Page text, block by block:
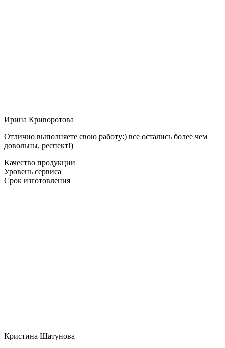
Ирина Криворотова
Отлично выполняете свою работу:) все остались более чем
довольны, респект!)
Качество продукции
Уровень сервиса
Срок изготовления
Кристина Шатунова